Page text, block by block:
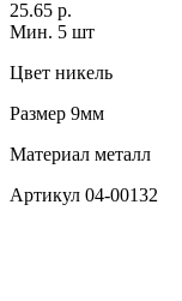
25.65 р.
Мин. 5 шт
Цвет никель
Размер 9мм
Материал металл
Артикул 04-00132